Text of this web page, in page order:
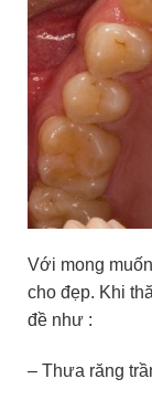
Với mong
cho đẹp. Khi
đề như :
– Thưa răng